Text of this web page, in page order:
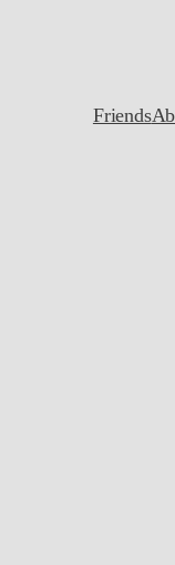
Friends